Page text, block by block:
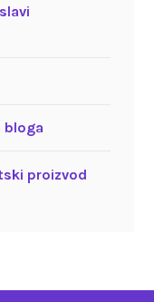
bloga
proizvod